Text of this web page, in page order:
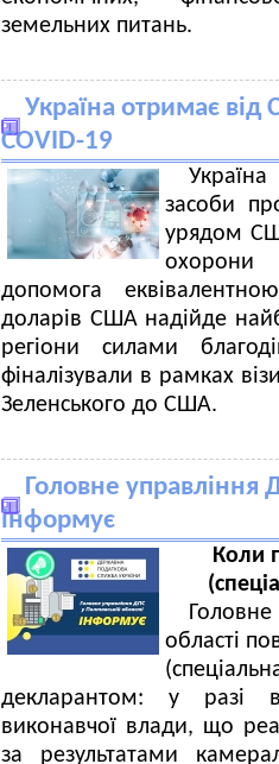
земельних питань.
Україна отримає від
COVID-19
засоби
урядом
охорони
допомога
доларів США надійде
регіони силами
фіналізували в рамках
Зеленського до США.
Головне управління
інформує
Коли
області
декларантом: у разі
виконавчої влади, що
за результатами